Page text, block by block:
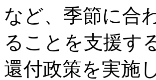
など、季節に合
ることを支援す
還付政策を実施